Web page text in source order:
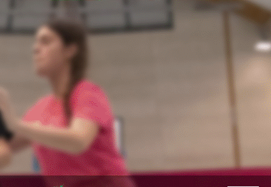
Exporter les lignes sélectionnées
Exporter toutes les colonnes
Exporter uniquement les colonnes affichées
Fil Info
Anciennes News
?>
Images de la page d'accueil
Cliquez pour éditer